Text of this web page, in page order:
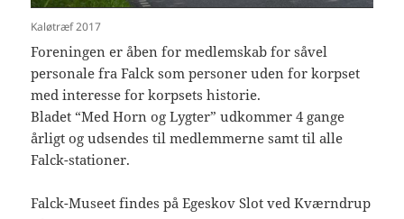
Kaløtræf 2017
Foreningen er åben for medlemskab for såvel
personale fra Falck som personer uden for korpset
med interesse for korpsets historie.
Bladet “Med Horn og Lygter” udkommer 4 gange
årligt og udsendes til medlemmerne samt til alle
Falck-stationer.
Falck-Museet findes på Egeskov Slot ved Kværndrup